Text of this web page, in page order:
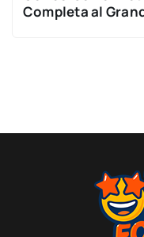
Completa al